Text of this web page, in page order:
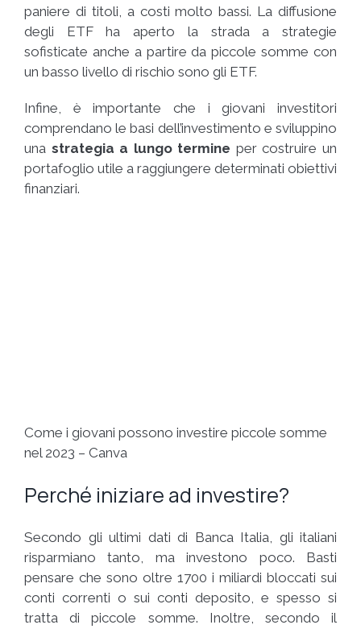
paniere di titoli, a costi molto bassi. La diffusione
degli ETF ha aperto la strada a strategie
sofisticate anche a partire da piccole somme con
un basso livello di rischio sono gli ETF.
Infine, è importante che i giovani investitori
comprendano le basi dell’investimento e sviluppino
una strategia a lungo termine per costruire un
portafoglio utile a raggiungere determinati obiettivi
finanziari.
Come i giovani possono investire piccole somme
nel 2023 – Canva
Perché iniziare ad investire?
Secondo gli ultimi dati di Banca Italia, gli italiani
risparmiano tanto, ma investono poco. Basti
pensare che sono oltre 1700 i miliardi bloccati sui
conti correnti o sui conti deposito, e spesso si
tratta di piccole somme. Inoltre, secondo il